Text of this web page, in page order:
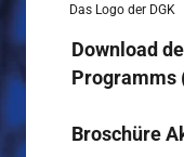
Das Logo der DGK
Download
Programms
Broschüre